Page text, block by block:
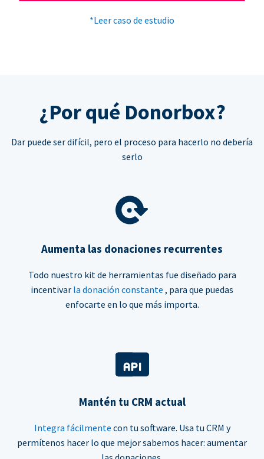
*Leer caso de estudio
¿Por qué Donorbox?
Dar puede ser difícil, pero el proceso para hacerlo no debería
serlo
Aumenta las donaciones recurrentes
Todo nuestro kit de herramientas fue diseñado para
incentivar la donación constante , para que puedas
enfocarte en lo que más importa.
Mantén tu CRM actual
Integra fácilmente con tu software. Usa tu CRM y
permítenos hacer lo que mejor sabemos hacer: aumentar